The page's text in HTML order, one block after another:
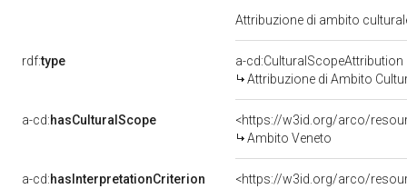
Attribuzione di ambito
rdf:type
a-cd:CulturalScopeAttribution
Attribuzione di Ambito
a-cd:hasCulturalScope
<https://w3id.org/arco/
Ambito Veneto
a-cd:hasInterpretationCriterion
<https://w3id.org/arco/